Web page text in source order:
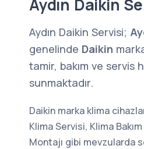
Aydın Daikin
Aydın Daikin Servisi;
genelinde Daikin
tamir, bakım ve servis
sunmaktadır.
Daikin marka klima
Klima Servisi, Klima
Montajı gibi mevzularda